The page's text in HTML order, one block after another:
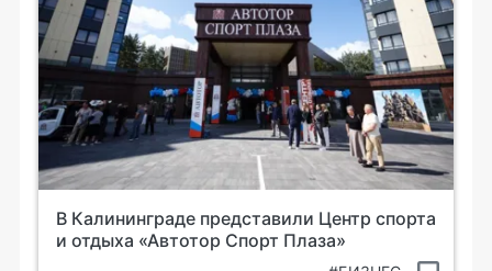
В Калининграде представили Центр спорта
и отдыха «Автотор Спорт Плаза»